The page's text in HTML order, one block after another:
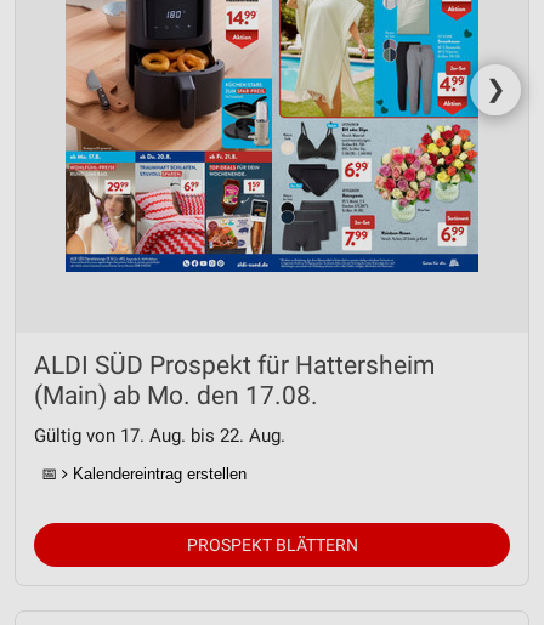
❯
ALDI SÜD Prospekt für Hattersheim
(Main) ab Mo. den 17.08.
Gültig von 17. Aug. bis 22. Aug.
📅 Kalendereintrag erstellen
PROSPEKT BLÄTTERN